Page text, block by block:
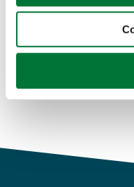
Recopilar
Identificar su
para buscar
Obtenga más
de cookies.
Coches de km0